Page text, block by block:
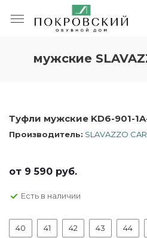
мужские
Туфли мужские KD6-901-
Производитель: SLAVAZZO
от 9 590 руб.
Есть в наличии
40 41 42 43 44